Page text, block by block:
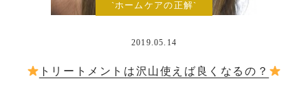
`ホームケアの正解`
2019.05.14
トリートメントは沢山使えば良くなるの？